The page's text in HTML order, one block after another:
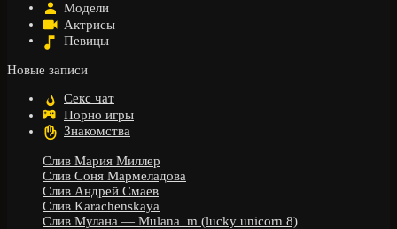
Модели
Актрисы
Певицы
Новые записи
Секс чат
Порно игры
Знакомства
Слив Мария Миллер
Слив Соня Мармеладова
Слив Андрей Смаев
Слив Karachenskaya
Слив Мулана — Mulana_m (lucky unicorn 8)